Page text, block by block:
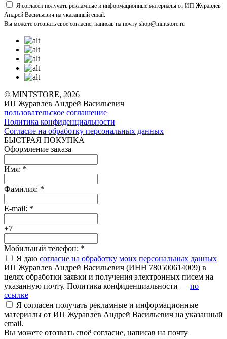
Я согласен получать рекламные и информационные материалы от ИП Журавлев
Андрей Васильевич на указанный email.
Вы можете отозвать своё согласие, написав на почту shop@mintstore.ru
© MINTSTORE, 2026
ИП Журавлев Андрей Васильевич
пользовательское соглашение
Политика конфиденциальности
Согласие на обработку персональных данных
БЫСТРАЯ ПОКУПКА
Оформление заказа
Имя: *
Фамилия: *
E-mail: *
+7
Мобильный телефон: *
Я даю согласие на обработку моих персональных данных
ИП Журавлев Андрей Васильевич (ИНН 780500614009) в
целях обработки заявки и получения электронных писем на
указанную почту. Политика конфиденциальности — по
ссылке
Я согласен получать рекламные и информационные
материалы от ИП Журавлев Андрей Васильевич на указанный
email.
Вы можете отозвать своё согласие, написав на почту